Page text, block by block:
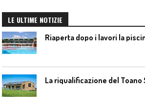
LE ULTIME NOTIZIE
Riaperta dopo i lavori la
La riqualificazione del Toano